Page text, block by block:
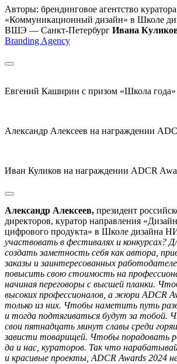
Авторы: брендинговое агентство
«Коммуникационный дизайн» в Школе
ВШЭ — Санкт-Петербург Ивана
Branding Agency
Евгений Каширин с призом «Школа года»
Александр Алексеев на награждении
Иван Куликов на награждении ADCR
Александр Алексеев, президент
директоров, куратор направления
цифрового продукта» в Школе дизайна
участвовать в фестивалях и конкурсах?
создать заметность себя как автора,
заказы и заинтересованных
повысить свою стоимость на
начиная переговоры с высшей планки.
высоких профессионалов, а жюри ADCR
только из них. Чтобы наметить путь
и тогда подтягиваться будут за тобой.
свои пятнадцать минут славы среди
зависти товарищей. Чтобы порадовать
да и нас, кураторов. Так что
и красивые проекты, ADCR Awards 2024